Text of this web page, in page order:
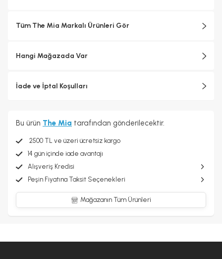
Tüm The Mia Markalı Ürünleri Gör
Hangi Mağazada Var
İade ve İptal Koşulları
Bu ürün The Mia tarafından gönderilecektir.
2500 TL ve üzeri ücretsiz kargo
14 gün içinde iade avantajı
Alışveriş Kredisi
Peşin Fiyatına Taksit Seçenekleri
Mağazanın Tüm Ürünleri